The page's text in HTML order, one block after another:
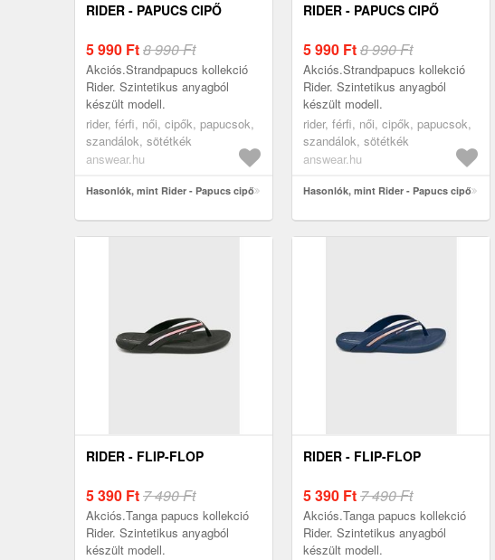
RIDER - PAPUCS CIPŐ
5 990 Ft8 990 Ft
Akciós.Strandpapucs kollekció
Rider. Szintetikus anyagból
készült modell.
rider, férfi, női, cipők, papucsok,
szandálok, sötétkék
answear.hu
Hasonlók, mint Rider - Papucs cipő
RIDER - PAPUCS CIPŐ
5 990 Ft8 990 Ft
Akciós.Strandpapucs kollekció
Rider. Szintetikus anyagból
készült modell.
rider, férfi, női, cipők, papucsok,
szandálok, sötétkék
answear.hu
Hasonlók, mint Rider - Papucs cipő
RIDER - FLIP-FLOP
5 390 Ft7 490 Ft
Akciós.Tanga papucs kollekció
Rider. Szintetikus anyagból
készült modell.
RIDER - FLIP-FLOP
5 390 Ft7 490 Ft
Akciós.Tanga papucs kollekció
Rider. Szintetikus anyagból
készült modell.